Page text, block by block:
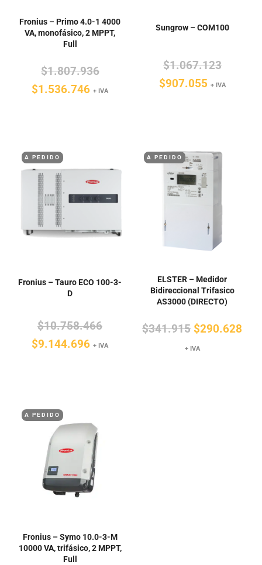
Fronius – Primo 4.0-1 4000
VA, monofásico, 2 MPPT,
Full
$1.807.936El
precio
$1.536.746El
$1.536.746.
+ IVA
Sungrow – COM100
$1.067.123El
precio
$907.055El
$907.055.
+ IVA
A PEDIDO
Fronius – Tauro ECO 100-3-
D
$10.758.466El
precio
$9.144.696El+ IVA
A PEDIDO
ELSTER – Medidor
Bidireccional Trifasico
AS3000 (DIRECTO)
$341.915 El
precio
$290.628
+ IVA
A PEDIDO
Fronius – Symo 10.0-3-M
10000 VA, trifásico, 2 MPPT,
Full